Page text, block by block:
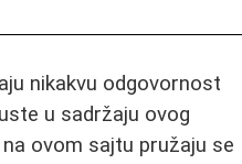
nikakvu odgovornost
u sadržaju ovog
ovom sajtu pružaju se